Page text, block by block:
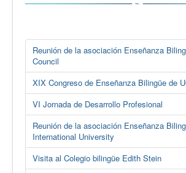
Reunión de la asociación Enseñanza
Council
XIX Congreso de Enseñanza Bilingüe de
VI Jornada de Desarrollo Profesional
Reunión de la asociación Enseñanza
International University
Visita al Colegio bilingüe Edith Stein